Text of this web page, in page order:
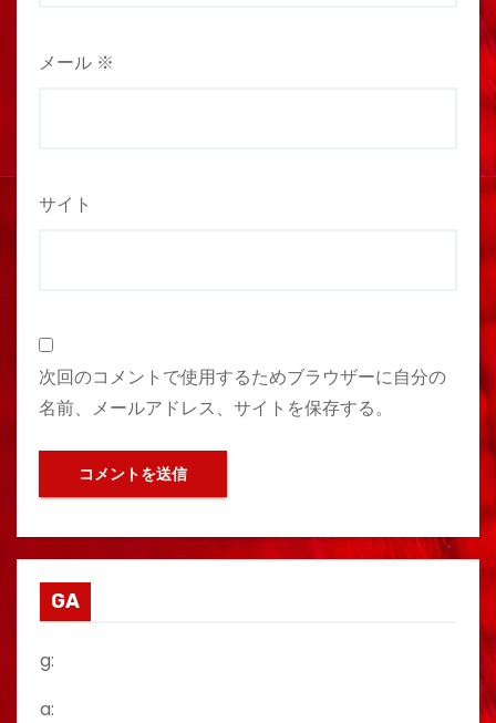
メール ※
サイト
次回のコメントで使用するためブラウザーに自分の
名前、メールアドレス、サイトを保存する。
GA
g:
a: